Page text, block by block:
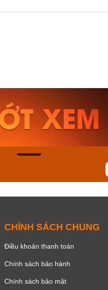
Casio Nam MTS-
115D-1AVDF
2.823.000₫
2.399.550₫
Mua ngay
CHÍNH SÁCH CHUNG
Điều khoản thanh toán
Chính sách bảo hành
Chính sách bảo mật